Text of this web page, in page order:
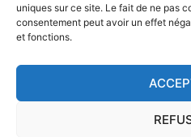
uniques sur ce site. Le fait de ne pas
consentement peut avoir un effet
et fonctions.
Parc Astérix(9,2 km)
Stade de France(15
Stade du Dr Bauer(16